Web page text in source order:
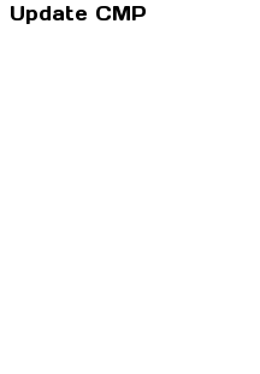
Update CMP